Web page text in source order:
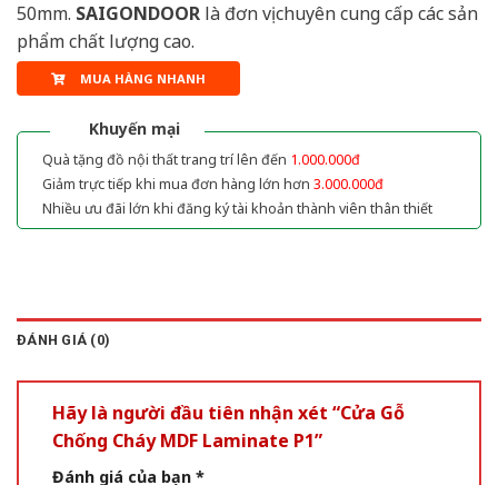
50mm. SAIGONDOOR là đơn vị chuyên cung cấp các sản
phẩm chất lượng cao.
MUA HÀNG NHANH
Khuyến mại
Quà tặng đồ nội thất trang trí lên đến 1.000.000đ
Giảm trực tiếp khi mua đơn hàng lớn hơn 3.000.000đ
Nhiều ưu đãi lớn khi đăng ký tài khoản thành viên thân thiết
ĐÁNH GIÁ (0)
Hãy là người đầu tiên nhận xét “Cửa Gỗ
Chống Cháy MDF Laminate P1”
Đánh giá của bạn *